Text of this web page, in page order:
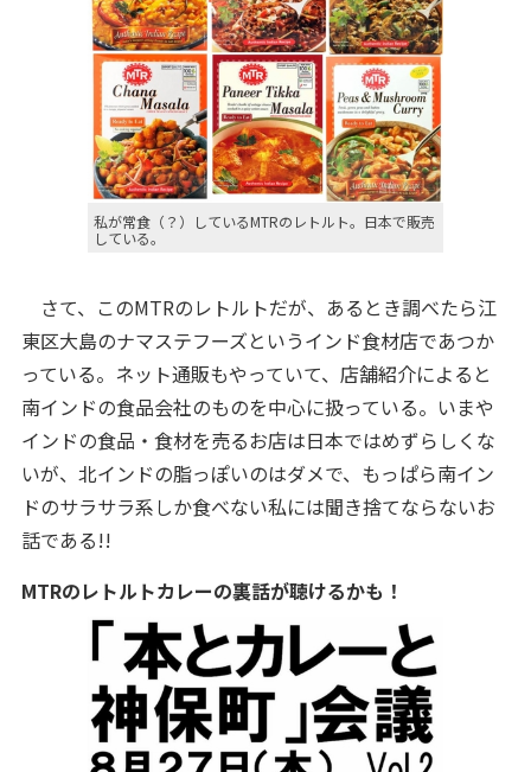
私が常食（？）しているMTRのレトルト。日本で販売
している。
さて、このMTRのレトルトだが、あるとき調べたら江
東区大島のナマステフーズというインド食材店であつか
っている。ネット通販もやっていて、店舗紹介によると
南インドの食品会社のものを中心に扱っている。いまや
インドの食品・食材を売るお店は日本ではめずらしくな
いが、北インドの脂っぽいのはダメで、もっぱら南イン
ドのサラサラ系しか食べない私には聞き捨てならないお
話である!!
MTRのレトルトカレーの裏話が聴けるかも！